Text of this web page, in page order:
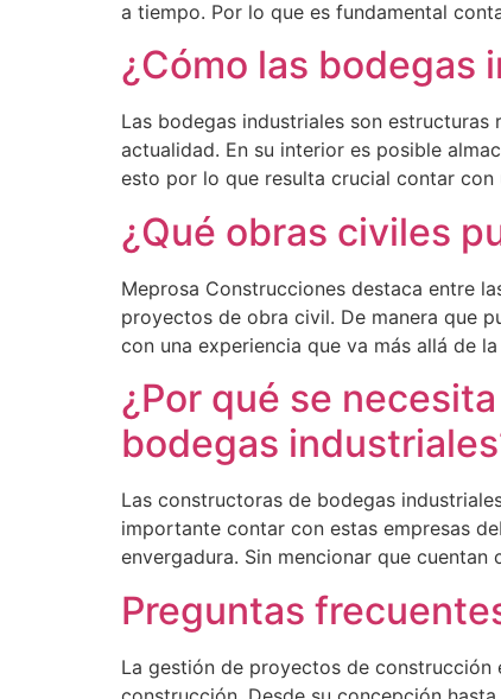
a tiempo. Por lo que es fundamental
¿Cómo las bodegas
Las bodegas industriales son estructuras
actualidad. En su interior es posible
esto por lo que resulta crucial contar
¿Qué obras civiles
Meprosa Construcciones destaca entre
proyectos de obra civil. De manera que
con una experiencia que va más allá de
¿Por qué se
bodegas
Las constructoras de bodegas
importante contar con estas empresas
envergadura. Sin mencionar que
Preguntas
La gestión de proyectos de